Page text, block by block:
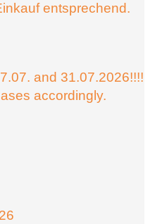
entsprechend.
and 31.07.2026!!!!
accordingly.